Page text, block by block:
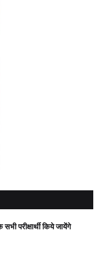
परीक्षार्थी किये जायेंगे